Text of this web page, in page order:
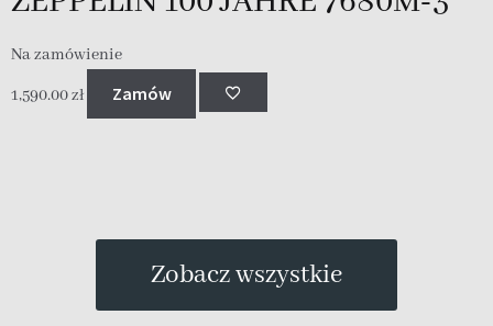
Na zamówienie
1,590.00zł Zamów
Zobacz wszystkie